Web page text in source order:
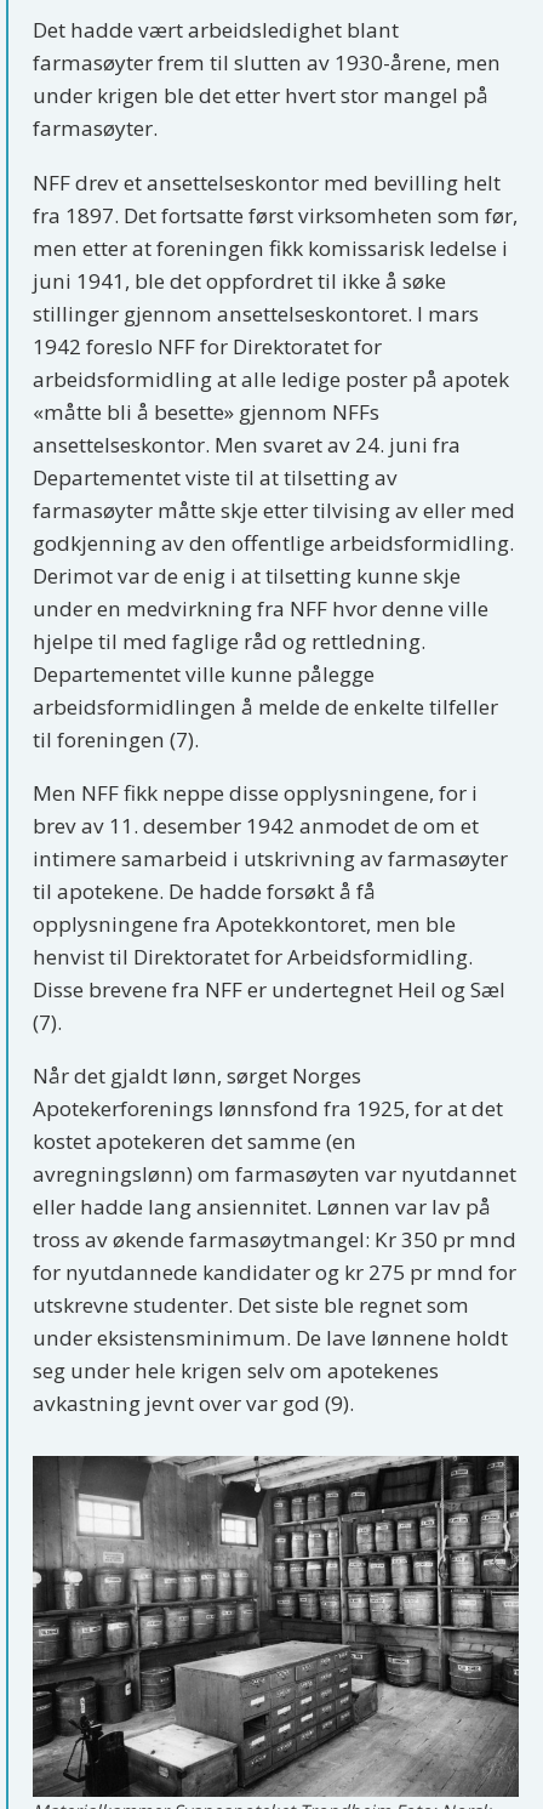
Det hadde vært arbeidsledighet blant
farmasøyter frem til slutten av 1930-årene, men
under krigen ble det etter hvert stor mangel på
farmasøyter.
NFF drev et ansettelseskontor med bevilling helt
fra 1897. Det fortsatte først virksomheten som før,
men etter at foreningen fikk komissarisk ledelse i
juni 1941, ble det oppfordret til ikke å søke
stillinger gjennom ansettelseskontoret. I mars
1942 foreslo NFF for Direktoratet for
arbeidsformidling at alle ledige poster på apotek
«måtte bli å besette» gjennom NFFs
ansettelseskontor. Men svaret av 24. juni fra
Departementet viste til at tilsetting av
farmasøyter måtte skje etter tilvising av eller med
godkjenning av den offentlige arbeidsformidling.
Derimot var de enig i at tilsetting kunne skje
under en medvirkning fra NFF hvor denne ville
hjelpe til med faglige råd og rettledning.
Departementet ville kunne pålegge
arbeidsformidlingen å melde de enkelte tilfeller
til foreningen (7).
Men NFF fikk neppe disse opplysningene, for i
brev av 11. desember 1942 anmodet de om et
intimere samarbeid i utskrivning av farmasøyter
til apotekene. De hadde forsøkt å få
opplysningene fra Apotekkontoret, men ble
henvist til Direktoratet for Arbeidsformidling.
Disse brevene fra NFF er undertegnet Heil og Sæl
(7).
Når det gjaldt lønn, sørget Norges
Apotekerforenings lønnsfond fra 1925, for at det
kostet apotekeren det samme (en
avregningslønn) om farmasøyten var nyutdannet
eller hadde lang ansiennitet. Lønnen var lav på
tross av økende farmasøytmangel: Kr 350 pr mnd
for nyutdannede kandidater og kr 275 pr mnd for
utskrevne studenter. Det siste ble regnet som
under eksistensminimum. De lave lønnene holdt
seg under hele krigen selv om apotekenes
avkastning jevnt over var god (9).